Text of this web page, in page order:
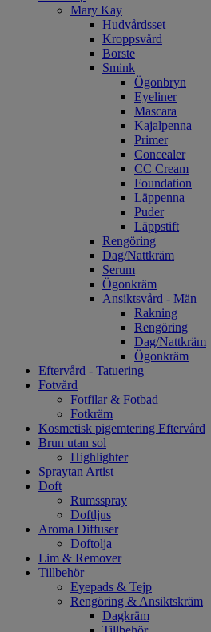
Mary Kay
Hudvårdsset
Kroppsvård
Borste
Smink
Ögonbryn
Eyeliner
Mascara
Kajalpenna
Primer
Concealer
CC Cream
Foundation
Läppenna
Puder
Läppstift
Rengöring
Dag/Nattkräm
Serum
Ögonkräm
Ansiktsvård - Män
Rakning
Rengöring
Dag/Nattkräm
Ögonkräm
Eftervård - Tatuering
Fotvård
Fotfilar & Fotbad
Fotkräm
Kosmetisk pigemtering Eftervård
Brun utan sol
Highlighter
Spraytan Artist
Doft
Rumsspray
Doftljus
Aroma Diffuser
Doftolja
Lim & Remover
Tillbehör
Eyepads & Tejp
Rengöring & Ansiktskräm
Dagkräm